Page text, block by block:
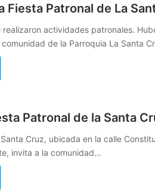
Fiesta Patronal de La
realizaron actividades patronales.
de la Parroquia La Santa
Patronal de la Santa
Cruz, ubicada en la calle
invita a la comunidad…